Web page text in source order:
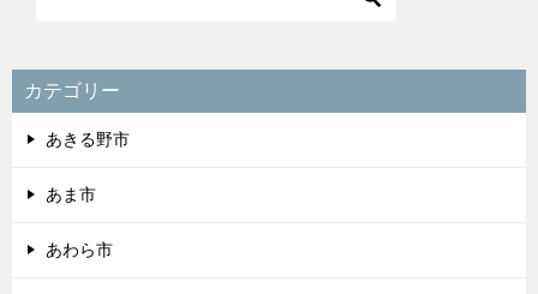
カテゴリー
あきる野市
あま市
あわら市